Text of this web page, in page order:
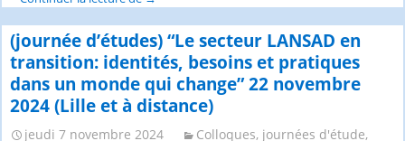
vacataire
pour
des
cours
d’allemand
Débutant
(journée d’études) “Le secteur LANSAD en
transition: identités, besoins et pratiques
dans un monde qui change” 22 novembre
2024 (Lille et à distance)
jeudi 7 novembre 2024
Colloques, journées d'étude,